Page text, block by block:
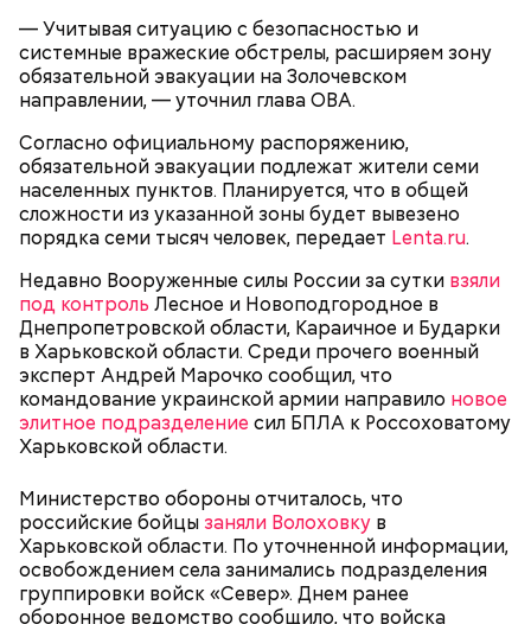
— Учитывая ситуацию с безопасностью и
системные вражеские обстрелы, расширяем зону
обязательной эвакуации на Золочевском
направлении, — уточнил глава ОВА.
Согласно официальному распоряжению,
обязательной эвакуации подлежат жители семи
населенных пунктов. Планируется, что в общей
сложности из указанной зоны будет вывезено
порядка семи тысяч человек, передает Lenta.ru.
Недавно Вооруженные силы России за сутки взяли
под контроль Лесное и Новоподгородное в
Днепропетровской области, Караичное и Бударки
в Харьковской области. Среди прочего военный
эксперт Андрей Марочко сообщил, что
командование украинской армии направило новое
элитное подразделение сил БПЛА к Россоховатому
Харьковской области.
Министерство обороны отчиталось, что
российские бойцызаняли Волоховку в
Харьковской области. По уточненной информации,
освобождением села занимались подразделения
группировки войск «Север». Днем ранее
оборонное ведомство сообщило, что войска
Фото: Shutterstock
Главная особенность острова Сокотра —
драконовые деревья, которые растут только здесь.
Внешне они напоминают большие грибы, а
драконовыми их называют из-за красного цвета
смолы, которую местные жители сравнивают с
кровью дракона. Они же используют ее в
медицинских целях и красят ей ткань и волосы.
Он находился на посту менеджера, занимался
наймом персонала и продажей продуктов. В 2000
году Балмер сменил Билла Гейтса на посту
генерального директора. Им он оставался до 2014
Сергей Брин
Фото: World Economic Forum / CC BY-NC-SA 2.0